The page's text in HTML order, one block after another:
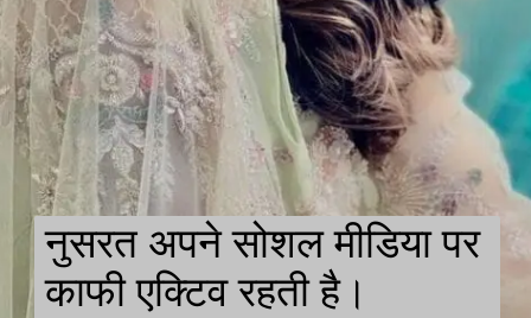
नुसरत अपने सोशल मीडिया पर
काफी एक्टिव रहती है।